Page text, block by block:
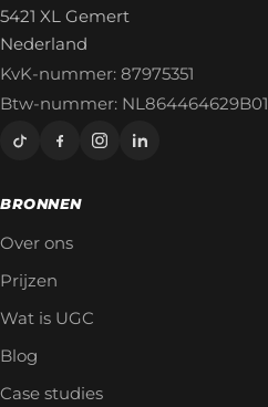
5421 XL Gemert
Nederland
KvK-nummer: 87975351
Btw-nummer: NL864464629B01
BRONNEN
Over ons
Prijzen
Wat is UGC
Blog
Case studies